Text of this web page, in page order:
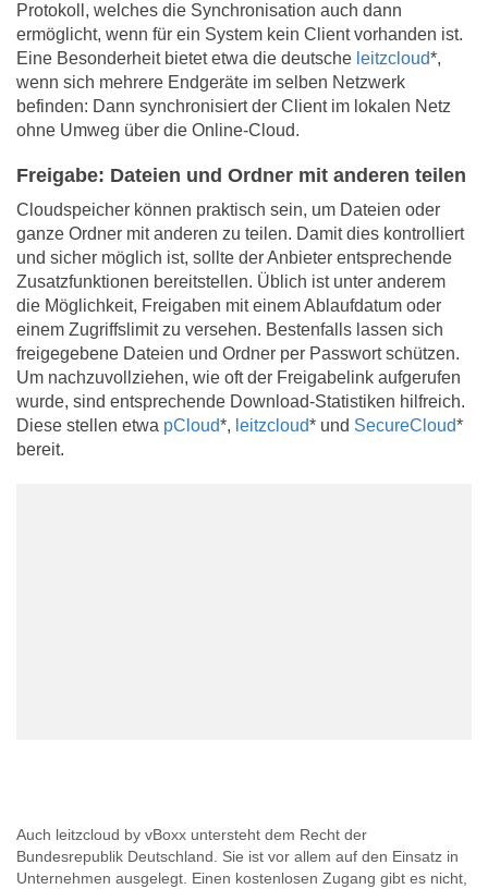
Protokoll, welches die Synchronisation auch dann
ermöglicht, wenn für ein System kein Client vorhanden ist.
Eine Besonderheit bietet etwa die deutsche leitzcloud*,
wenn sich mehrere Endgeräte im selben Netzwerk
befinden: Dann synchronisiert der Client im lokalen Netz
ohne Umweg über die Online-Cloud.
Freigabe: Dateien und Ordner mit anderen teilen
Cloudspeicher können praktisch sein, um Dateien oder
ganze Ordner mit anderen zu teilen. Damit dies kontrolliert
und sicher möglich ist, sollte der Anbieter entsprechende
Zusatzfunktionen bereitstellen. Üblich ist unter anderem
die Möglichkeit, Freigaben mit einem Ablaufdatum oder
einem Zugriffslimit zu versehen. Bestenfalls lassen sich
freigegebene Dateien und Ordner per Passwort schützen.
Um nachzuvollziehen, wie oft der Freigabelink aufgerufen
wurde, sind entsprechende Download-Statistiken hilfreich.
Diese stellen etwa pCloud*, leitzcloud* und SecureCloud*
bereit.
Auch leitzcloud by vBoxx untersteht dem Recht der
Bundesrepublik Deutschland. Sie ist vor allem auf den Einsatz in
Unternehmen ausgelegt. Einen kostenlosen Zugang gibt es nicht,